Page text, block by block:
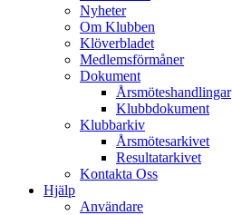
Nyheter
Om Klubben
Klöverbladet
Medlemsförmåner
Dokument
Årsmöteshandlingar
Klubbdokument
Klubbarkiv
Årsmötesarkivet
Resultatarkivet
Kontakta Oss
Hjälp
Användare